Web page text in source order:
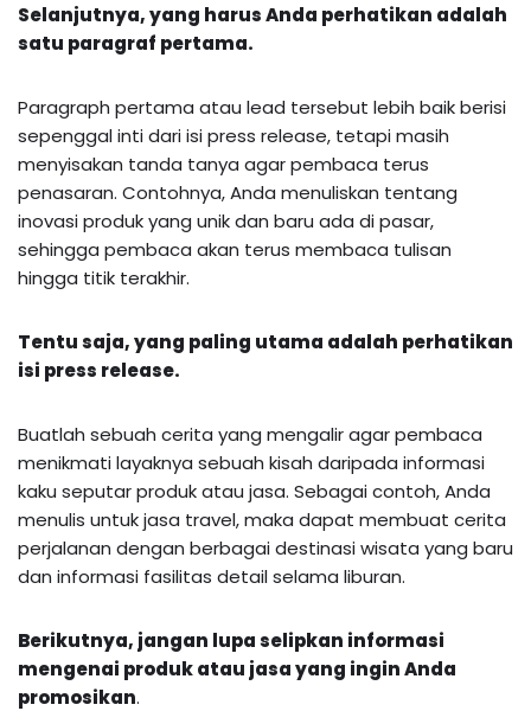
Selanjutnya, yang harus Anda perhatikan adalah
satu paragraf pertama.
Paragraph pertama atau lead tersebut lebih baik berisi
sepenggal inti dari isi press release, tetapi masih
menyisakan tanda tanya agar pembaca terus
penasaran. Contohnya, Anda menuliskan tentang
inovasi produk yang unik dan baru ada di pasar,
sehingga pembaca akan terus membaca tulisan
hingga titik terakhir.
Tentu saja, yang paling utama adalah perhatikan
isi press release.
Buatlah sebuah cerita yang mengalir agar pembaca
menikmati layaknya sebuah kisah daripada informasi
kaku seputar produk atau jasa. Sebagai contoh, Anda
menulis untuk jasa travel, maka dapat membuat cerita
perjalanan dengan berbagai destinasi wisata yang baru
dan informasi fasilitas detail selama liburan.
Berikutnya, jangan lupa selipkan informasi
mengenai produk atau jasa yang ingin Anda
promosikan.